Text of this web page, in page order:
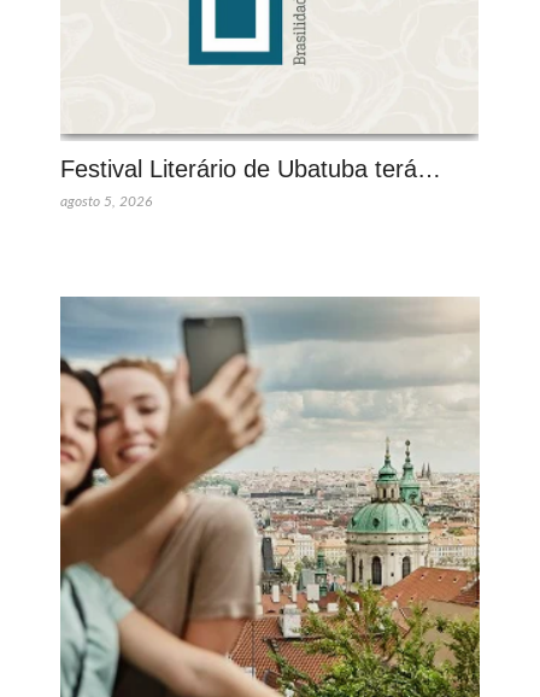
Festival Literário de Ubatuba terá…
agosto 5, 2026